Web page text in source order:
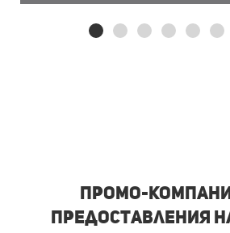
Промо-
предоставления